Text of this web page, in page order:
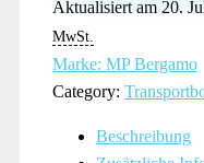
Aktualisiert am 20.
MwSt.
Marke: MP Bergamo
Category:
Beschreibung